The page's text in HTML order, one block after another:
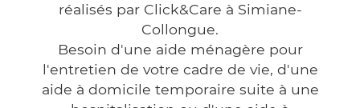
réalisés par Click&Care à Simiane-
Collongue.
Besoin d'une aide ménagère pour
l'entretien de votre cadre de vie, d'une
aide à domicile temporaire suite à une